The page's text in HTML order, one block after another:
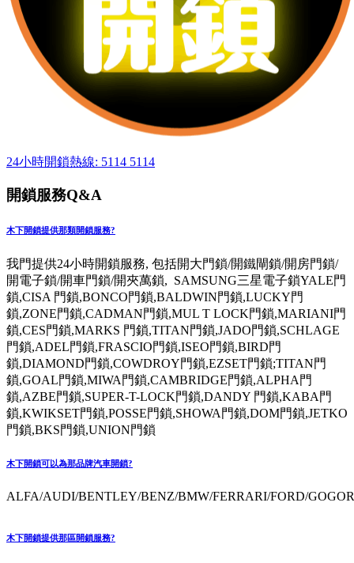
24小時開鎖熱線: 5114 5114
開鎖服務Q&A
木下開鎖提供那類開鎖服務?
我門提供24小時開鎖服務, 包括開大門鎖/開鐵閘鎖/開房門鎖/
開電子鎖/開車門鎖/開夾萬鎖, SAMSUNG三星電子鎖YALE門
鎖,CISA 門鎖,BONCO門鎖,BALDWIN門鎖,LUCKY門
鎖,ZONE門鎖,CADMAN門鎖,MUL T LOCK門鎖,MARIANI門
鎖,CES門鎖,MARKS 門鎖,TITAN門鎖,JADO門鎖,SCHLAGE
門鎖,ADEL門鎖,FRASCIO門鎖,ISEO門鎖,BIRD門
鎖,DIAMOND門鎖,COWDROY門鎖,EZSET門鎖;TITAN門
鎖,GOAL門鎖,MIWA門鎖,CAMBRIDGE門鎖,ALPHA門
鎖,AZBE門鎖,SUPER-T-LOCK門鎖,DANDY 門鎖,KABA門
鎖,KWIKSET門鎖,POSSE門鎖,SHOWA門鎖,DOM門鎖,JETKO
門鎖,BKS門鎖,UNION門鎖
木下開鎖可以為那品牌汽車開鎖?
ALFA/AUDI/BENTLEY/BENZ/BMW/FERRARI/FORD/
木下開鎖提供那區開鎖服務?